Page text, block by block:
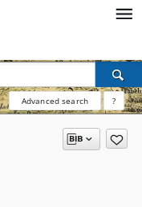
Advanced search ?